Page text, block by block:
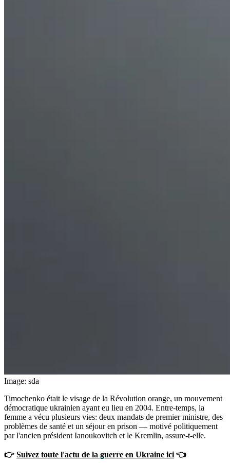
Image: sda
Timochenko était le visage de la Révolution orange, un mouvement
démocratique ukrainien ayant eu lieu en 2004. Entre-temps, la
femme a vécu plusieurs vies: deux mandats de premier ministre, des
problèmes de santé et un séjour en prison — motivé politiquement
par l'ancien président Ianoukovitch et le Kremlin, assure-t-elle.
👉 Suivez toute l'actu de la guerre en Ukraine ici 👈